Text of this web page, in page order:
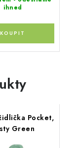
ihned
Pocket,
Green